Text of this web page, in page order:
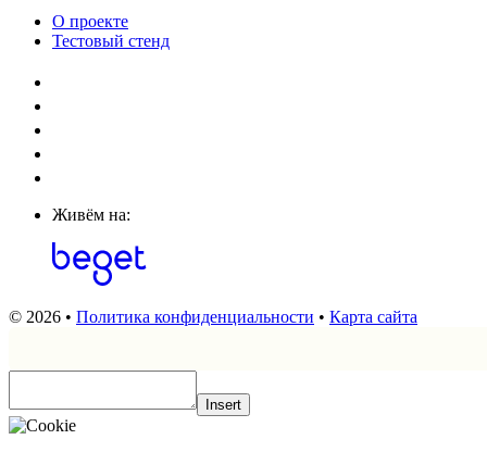
О проекте
Тестовый стенд
Живём на:
© 2026 • Политика конфиденциальности • Карта сайта
Insert